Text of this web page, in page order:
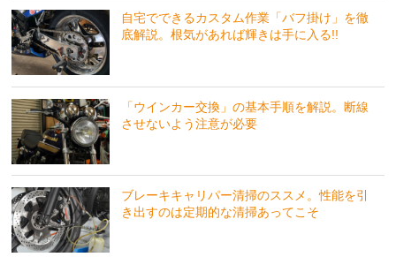
自宅でできるカスタム作業「バフ掛け」を徹
底解説。根気があれば輝きは手に入る!!
「ウインカー交換」の基本手順を解説。断線
させないよう注意が必要
ブレーキキャリパー清掃のススメ。性能を引
き出すのは定期的な清掃あってこそ